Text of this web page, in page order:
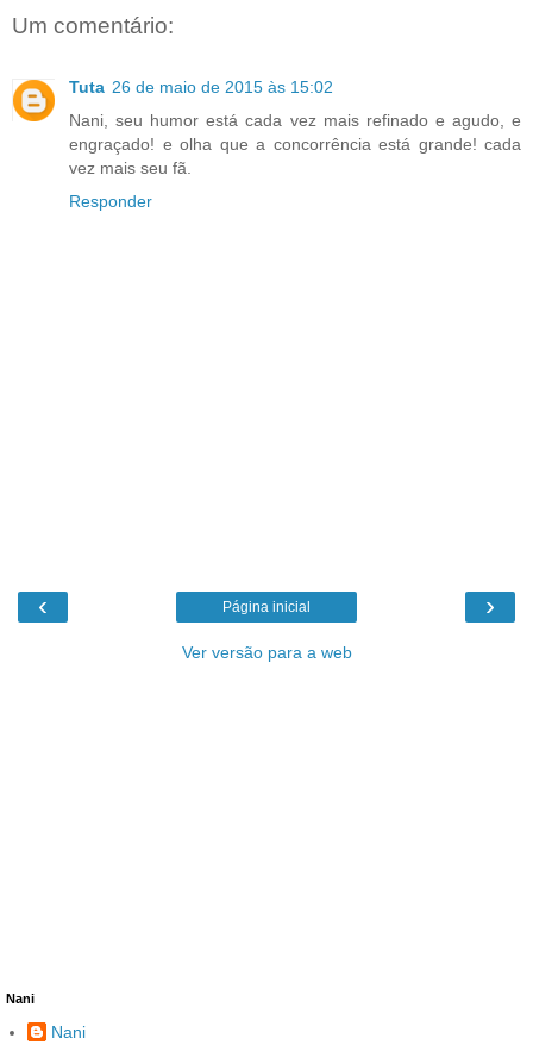
Um comentário:
Tuta 26 de maio de 2015 às 15:02
Nani, seu humor está cada vez mais refinado e agudo, e
engraçado! e olha que a concorrência está grande! cada
vez mais seu fã.
Responder
‹ ›
Página inicial
Ver versão para a web
Nani
Nani